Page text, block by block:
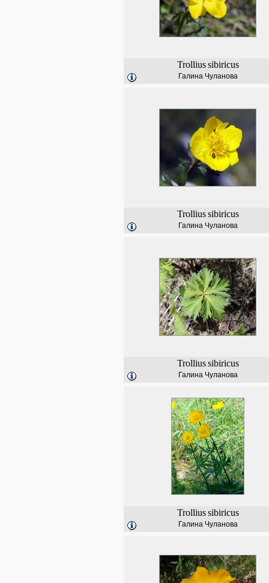
Trollius sibiricus
Галина Чуланова
Trollius sibiricus
Галина Чуланова
Trollius sibiricus
Галина Чуланова
Trollius sibiricus
Галина Чуланова